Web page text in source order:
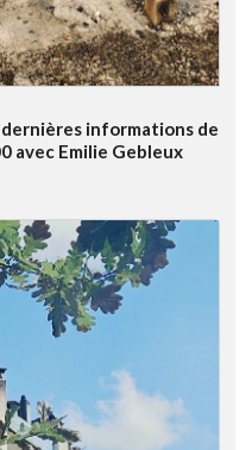
informations de
avec Emilie Gebleux